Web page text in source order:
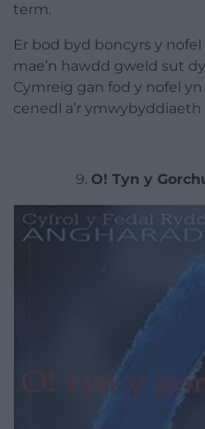
term.
Er bod byd boncyrs y nofel
mae’n hawdd gweld sut
Cymreig gan fod y nofel yn
cenedl a’r ymwybyddiaeth
O! Tyn y